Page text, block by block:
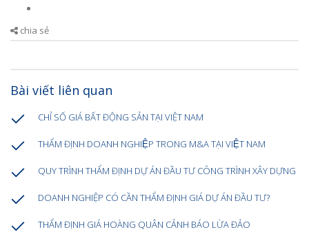
chia sẻ
Bài viết liên quan
CHỈ SỐ GIÁ BẤT ĐỘNG SẢN TẠI VIỆT NAM
THẨM ĐỊNH DOANH NGHIỆP TRONG M&A TẠI VIỆT NAM
QUY TRÌNH THẨM ĐỊNH DỰ ÁN ĐẦU TƯ CÔNG TRÌNH XÂY DỰNG
DOANH NGHIỆP CÓ CẦN THẨM ĐỊNH GIÁ DỰ ÁN ĐẦU TƯ?
THẨM ĐỊNH GIÁ HOÀNG QUÂN CẢNH BÁO LỪA ĐẢO